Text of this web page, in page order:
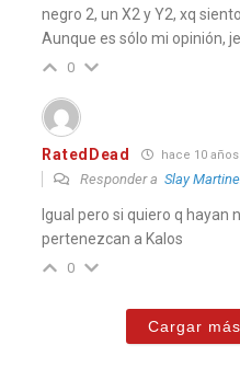
negro 2, un X2 y Y2, xq
Aunque es sólo mi opinión,
0
RatedDead hace 10 años
Responder aSlay
Igual pero si quiero q hayan
pertenezcan a Kalos
0
Cargar